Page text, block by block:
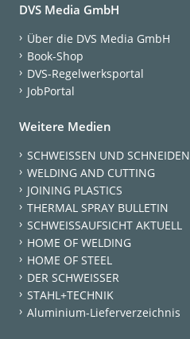
DVS Media GmbH
Über die DVS Media GmbH
Book-Shop
DVS-Regelwerksportal
JobPortal
Weitere Medien
SCHWEISSEN UND SCHNEIDEN
WELDING AND CUTTING
JOINING PLASTICS
THERMAL SPRAY BULLETIN
SCHWEISSAUFSICHT AKTUELL
HOME OF WELDING
HOME OF STEEL
DER SCHWEISSER
STAHL+TECHNIK
Aluminium-Lieferverzeichnis